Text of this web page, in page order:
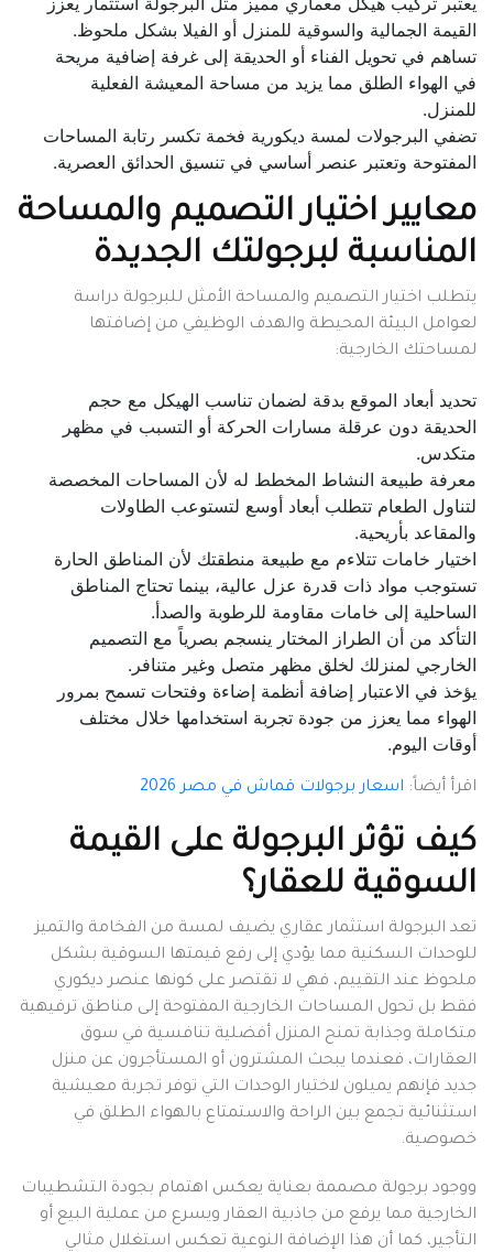
القيمة الجمالية والسوقية للمنزل أو الفيلا بشكل ملحوظ.
تساهم في تحويل الفناء أو الحديقة إلى غرفة إضافية مريحة
في الهواء الطلق مما يزيد من مساحة المعيشة الفعلية
للمنزل.
تضفي البرجولات لمسة ديكورية فخمة تكسر رتابة المساحات
المفتوحة وتعتبر عنصر أساسي في تنسيق الحدائق العصرية.
معايير اختيار التصميم والمساحة
المناسبة لبرجولتك الجديدة
يتطلب اختيار التصميم والمساحة الأمثل للبرجولة دراسة
لعوامل البيئة المحيطة والهدف الوظيفي من إضافتها
لمساحتك الخارجية:
تحديد أبعاد الموقع بدقة لضمان تناسب الهيكل مع حجم
الحديقة دون عرقلة مسارات الحركة أو التسبب في مظهر
متكدس.
معرفة طبيعة النشاط المخطط له لأن المساحات المخصصة
لتناول الطعام تتطلب أبعاد أوسع لتستوعب الطاولات
والمقاعد بأريحية.
اختيار خامات تتلاءم مع طبيعة منطقتك لأن المناطق الحارة
تستوجب مواد ذات قدرة عزل عالية، بينما تحتاج المناطق
الساحلية إلى خامات مقاومة للرطوبة والصدأ.
التأكد من أن الطراز المختار ينسجم بصرياً مع التصميم
الخارجي لمنزلك لخلق مظهر متصل وغير متنافر.
يؤخذ في الاعتبار إضافة أنظمة إضاءة وفتحات تسمح بمرور
الهواء مما يعزز من جودة تجربة استخدامها خلال مختلف
أوقات اليوم.
اقرأ أيضاً: اسعار برجولات قماش في مصر 2026
كيف تؤثر البرجولة على القيمة
السوقية للعقار؟
تعد البرجولة استثمار عقاري يضيف لمسة من الفخامة والتميز
للوحدات السكنية مما يؤدي إلى رفع قيمتها السوقية بشكل
ملحوظ عند التقييم، فهي لا تقتصر على كونها عنصر ديكوري
فقط بل تحول المساحات الخارجية المفتوحة إلى مناطق ترفيهية
متكاملة وجذابة تمنح المنزل أفضلية تنافسية في سوق
العقارات، فعندما يبحث المشترون أو المستأجرون عن منزل
جديد فإنهم يميلون لاختيار الوحدات التي توفر تجربة معيشية
استثنائية تجمع بين الراحة والاستمتاع بالهواء الطلق في
خصوصية.
ووجود برجولة مصممة بعناية يعكس اهتمام بجودة التشطيبات
الخارجية مما يرفع من جاذبية العقار ويسرع من عملية البيع أو
التأجير، كما أن هذا الإضافة النوعية تعكس استغلال مثالي